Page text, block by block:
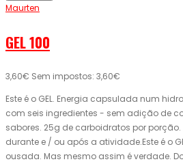
Maurten
GEL 100
3,60€ Sem impostos: 3,60€
Este é o GEL. Energia capsulada num
com seis ingredientes - sem adição de
sabores. 25g de carboidratos por porção.
durante e / ou após a atividade.Este é o
ousada. Mas mesmo assim é verdade.